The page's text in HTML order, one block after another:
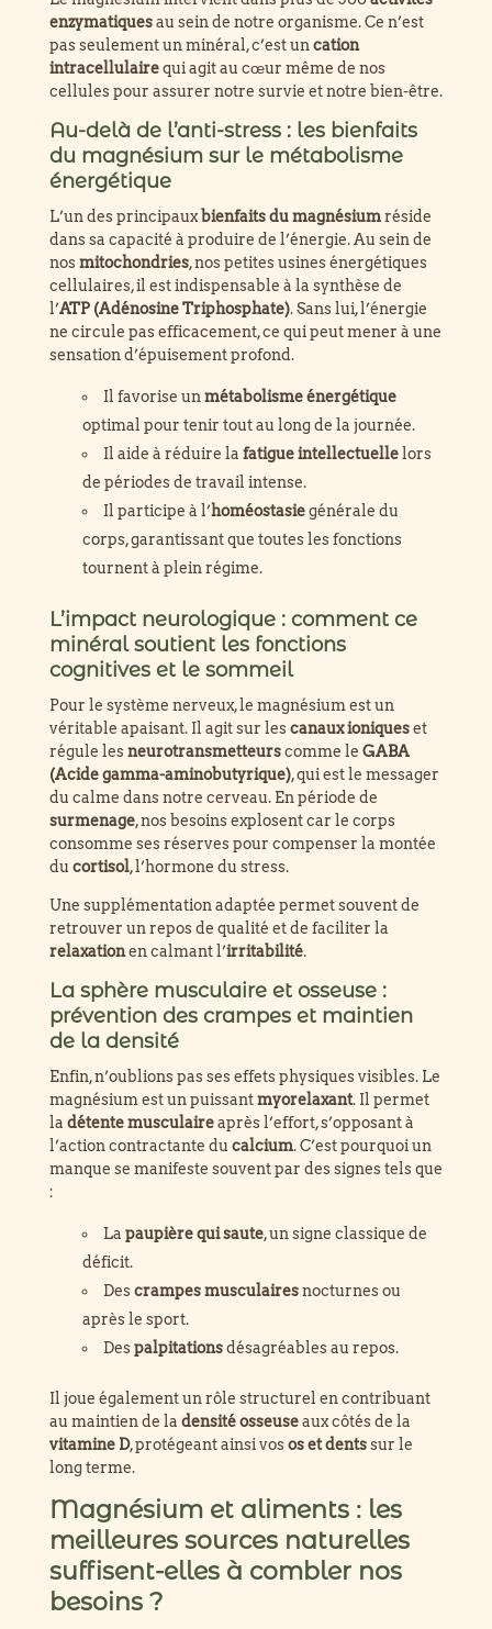
Définition canon
enzymatiquesau sein de notre organisme. Ce n’est
pas seulement un minéral, c’est uncation
intracellulairequi agit au cœur même de nos
cellules pour assurer notre survie et notre bien-être.
Au-delà de l’anti-stress : les bienfaits
du magnésium sur le métabolisme
énergétique
L’un des principaux bienfaits du magnésiumréside
dans sa capacité à produire de l’énergie. Au sein de
nosmitochondries, nos petites usines énergétiques
cellulaires, il est indispensable à la synthèse de
l’ATP (Adénosine Triphosphate). Sans lui, l’énergie
ne circule pas efficacement, ce qui peut mener à une
sensation d’épuisement profond.
Il favorise unmétabolisme énergétique
optimal pour tenir tout au long de la journée.
Il aide à réduire la fatigue intellectuellelors
de périodes de travail intense.
Il participe à l’homéostasiegénérale du
corps, garantissant que toutes les fonctions
tournent à plein régime.
L’impact neurologique : comment ce
minéral soutient les fonctions
cognitives et le sommeil
Pour le système nerveux, le magnésium est un
véritable apaisant. Il agit sur lescanaux ioniqueset
régule lesneurotransmetteurscomme le GABA
(Acide gamma-aminobutyrique), qui est le messager
du calme dans notre cerveau. En période de
surmenage, nos besoins explosent car le corps
consomme ses réserves pour compenser la montée
du cortisol, l’hormone du stress.
Une supplémentation adaptée permet souvent de
retrouver un repos de qualité et de faciliter la
relaxationen calmant l’irritabilité.
La sphère musculaire et osseuse :
prévention des crampes et maintien
de la densité
Enfin, n’oublions pas ses effets physiques visibles. Le
magnésium est un puissantmyorelaxant. Il permet
la détente musculaireaprès l’effort, s’opposant à
l’action contractante du calcium. C’est pourquoi un
manque se manifeste souvent par des signes tels que
:
La paupière qui saute, un signe classique de
déficit.
Descrampes musculairesnocturnes ou
après le sport.
Despalpitationsdésagréables au repos.
Il joue également un rôle structurel en contribuant
au maintien de la densité osseuseaux côtés de la
vitamine D, protégeant ainsi vosos et dentssur le
long terme.
Magnésium et aliments : les
meilleures sources naturelles
suffisent-elles à combler nos
besoins ?